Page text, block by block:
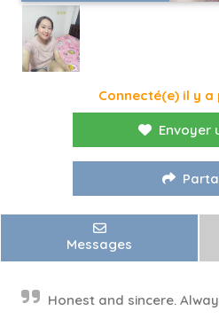
Connecté(e) il y a
Envoyer
Messages
Honest and sincere.